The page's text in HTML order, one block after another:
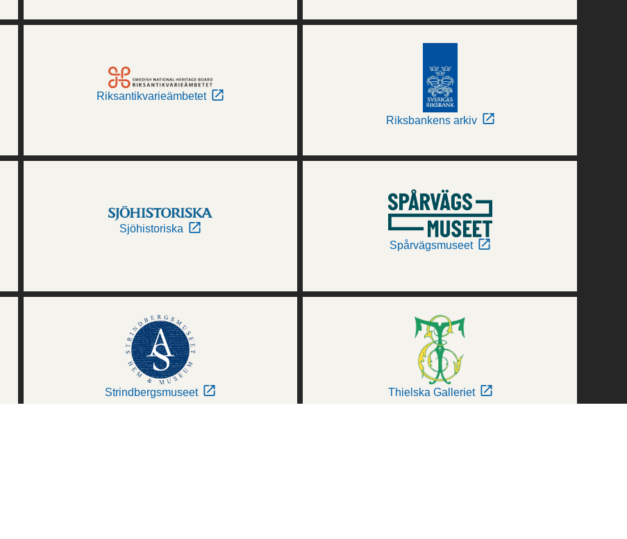
Riksantikvarieämbetet
Riksbankens arkiv
Sjöhistoriska
Spårvägsmuseet
Strindbergsmuseet Thielska Galleriet